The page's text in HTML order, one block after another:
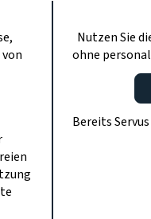
Nutzen Sie
ohne
Bereits